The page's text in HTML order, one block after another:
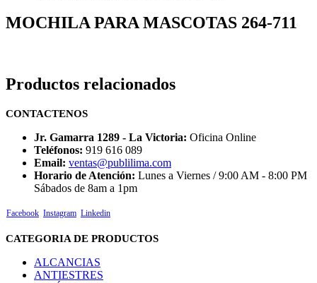
MOCHILA PARA MASCOTAS 264-711
Productos relacionados
CONTACTENOS
Jr. Gamarra 1289 - La Victoria: Oficina Online
Teléfonos: 919 616 089
Email: ventas@publilima.com
Horario de Atención: Lunes a Viernes / 9:00 AM - 8:00 PM
Sábados de 8am a 1pm
Facebook Instagram Linkedin
CATEGORIA DE PRODUCTOS
ALCANCIAS
ANTIESTRES